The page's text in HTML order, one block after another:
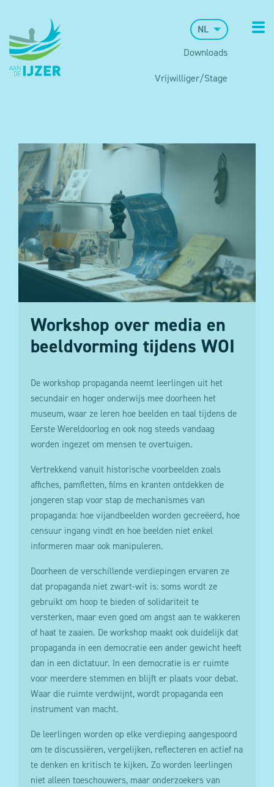
NL
Downloads
Vrijwilliger/Stage
Workshop over media en
beeldvorming tijdens WOI
De workshop propaganda neemt leerlingen uit het
secundair en hoger onderwijs mee doorheen het
museum, waar ze leren hoe beelden en taal tijdens de
Eerste Wereldoorlog en ook nog steeds vandaag
worden ingezet om mensen te overtuigen.
Vertrekkend vanuit historische voorbeelden zoals
affiches, pamfletten, films en kranten ontdekken de
jongeren stap voor stap de mechanismes van
propaganda: hoe vijandbeelden worden gecreëerd, hoe
censuur ingang vindt en hoe beelden niet enkel
informeren maar ook manipuleren.
Doorheen de verschillende verdiepingen ervaren ze
dat propaganda niet zwart-wit is: soms wordt ze
gebruikt om hoop te bieden of solidariteit te
versterken, maar even goed om angst aan te wakkeren
of haat te zaaien. De workshop maakt ook duidelijk dat
propaganda in een democratie een ander gewicht heeft
dan in een dictatuur. In een democratie is er ruimte
voor meerdere stemmen en blijft er plaats voor debat.
Waar die ruimte verdwijnt, wordt propaganda een
instrument van macht.
De leerlingen worden op elke verdieping aangespoord
om te discussiëren, vergelijken, reflecteren en actief na
te denken en kritisch te kijken. Zo worden leerlingen
niet alleen toeschouwers, maar onderzoekers van